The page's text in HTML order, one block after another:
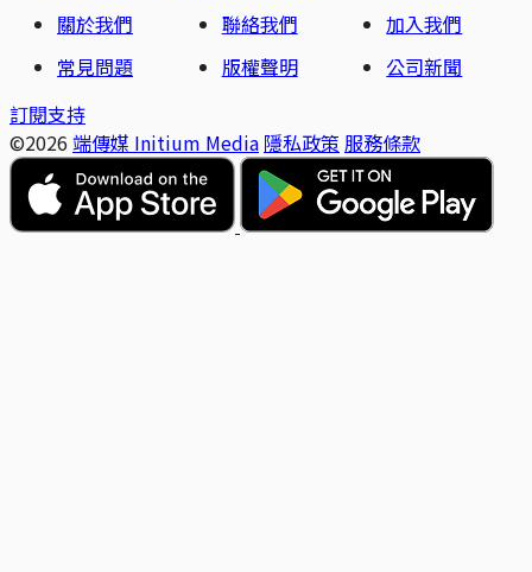
關於我們
聯絡我們
加入我們
常見問題
版權聲明
公司新聞
訂閱支持
©2026 端傳媒 Initium Media 隱私政策 服務條款